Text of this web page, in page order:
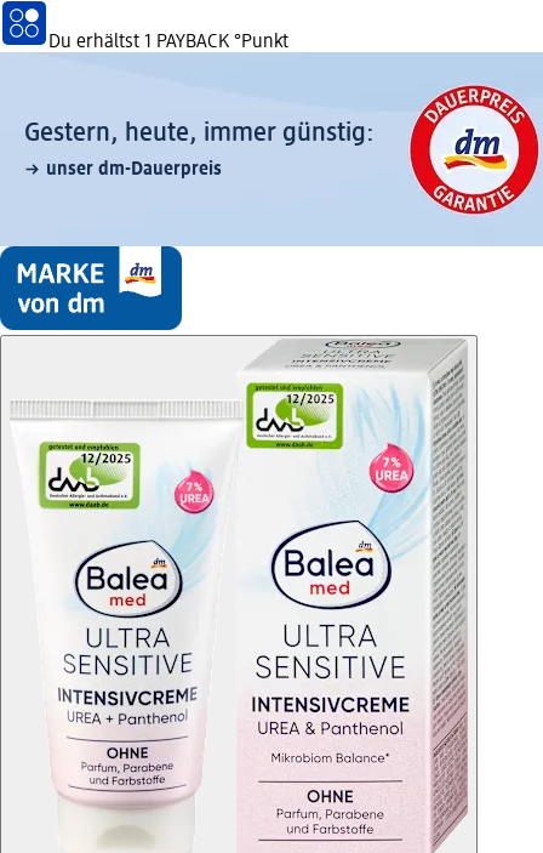
Du erhältst 1 PAYBACK °Punkt
Gestern, heute, immer günstig:
unser dm-Dauerpreis